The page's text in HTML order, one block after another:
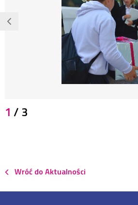
1,3
1 / 3
Wróć do Aktualności